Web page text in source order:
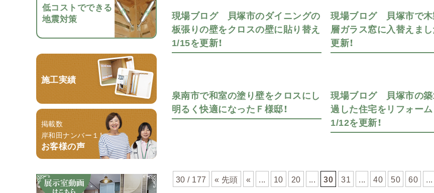
低コストでできる
地震対策
施工実績
掲載数
岸和田ナンバー１！
お客様の声
現場ブログ 貝塚市のダイニングの
板張りの壁をクロスの壁に貼り替え
1/15を更新！
現場ブログ 貝塚市で木
層ガラス窓に入替えまし
更新！
泉南市で和室の塗り壁をクロスにし
明るく快適になったＦ様邸！
現場ブログ 貝塚市の
過した住宅をリフォーム
1/12を更新！
30 / 177 « 先頭 « ... 10 20 ... 30 31 ... 40 50 60 ...